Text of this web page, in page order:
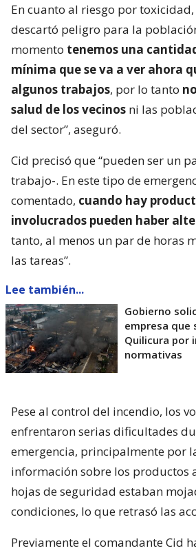
En cuanto al riesgo por
descartó peligro para la
momento tenemos una
mínima que se va a ver ahora
algunos trabajos, por lo tanto
salud de los vecinos ni las
del sector”, aseguró.
Cid precisó que “pueden ser un
trabajo-. En este tipo de
comentado, cuando hay
involucrados pueden haber
tanto, al menos un par de horas
las tareas”.
Lee también...
Gobierno
empresa que
Quilicura por
normativas
Pese al control del incendio, los
enfrentaron serias dificultades
emergencia, principalmente por
información sobre los productos
hojas de seguridad estaban
condiciones, lo que retrasó las
Previamente el comandante Cid